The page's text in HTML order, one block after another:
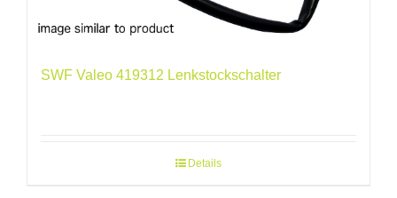
SWF Valeo 419312 Lenkstockschalter
Details